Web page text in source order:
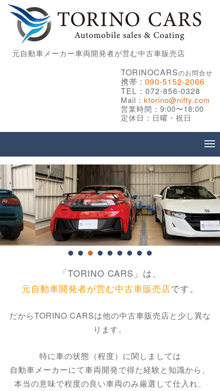
元自動車メーカー車両開発者が営む中古車販売店
TORINOCARSのお問合せ
携帯 : 090-5152-2066
TEL：072-856-0328
Mail： ktorino@nifty.com
営業時間：9:00〜18:00
定休日：日曜・祝日
「TORINO CARS」は、
元自動車開発者が営む中古車販売店です。
だからTORINO CARSは他の中古車販売店と少し異な
ります。
特に車の状態（程度）に関しましては
自動車メーカーにて車両開発で得た経験と知識から、
本当の意味で程度の良い車両のみ厳選して仕入れ、